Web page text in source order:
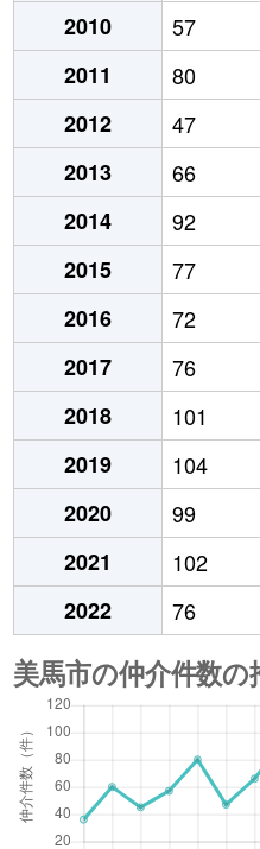
2010
57
2011
80
2012
47
2013
66
2014
92
2015
77
2016
72
2017
76
2018
101
2019
104
2020
99
2021
102
2022
76